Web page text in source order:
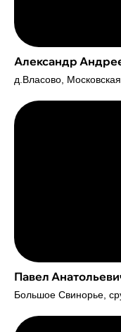
Александр
д.Власово,
Павел
Большое Свинорье,